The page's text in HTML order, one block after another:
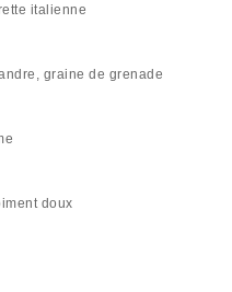
italienne
graine de grenade
doux